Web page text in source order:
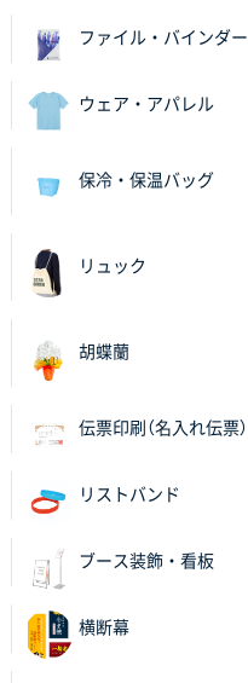
ファイル・バインダー
ウェア・アパレル
保冷・保温バッグ
リュック
胡蝶蘭
伝票印刷（名入れ伝票）
リストバンド
ブース装飾・看板
横断幕